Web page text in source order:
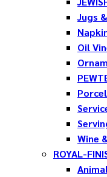
Jugs
Oil
Wine
ROYAL-